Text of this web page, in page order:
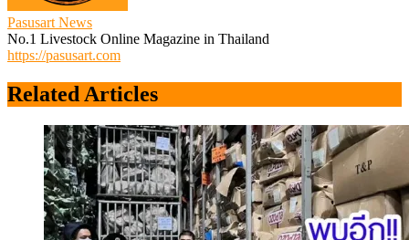
Pasusart News
No.1 Livestock Online Magazine in Thailand
https://pasusart.com
Related Articles